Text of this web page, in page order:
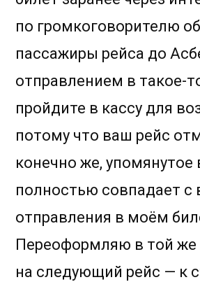
по громкоговорителю
пассажиры рейса до
отправлением в такое-
пройдите в кассу для
потому что ваш рейс
конечно же, упомянутое
полностью совпадает с
отправления в моём
Переоформляю в той же
на следующий рейс — к